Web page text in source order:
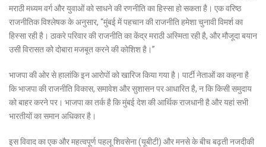
मराठी मध्यम वर्ग और युवाओं को साधने की रणनीति का हिस्सा हो सकता है। एक वरिष्ठ
राजनीतिक विश्लेषक के अनुसार, “मुंबई में पहचान की राजनीति हमेशा चुनावी विमर्श का
हिस्सा रही है। ठाकरे परिवार की राजनीति का केंद्र मराठी अस्मिता रही है, और मौजूदा बयान
उसी विरासत को दोबारा मजबूत करने की कोशिश है।”
भाजपा की ओर से हालांकि इन आरोपों को खारिज किया गया है। पार्टी नेताओं का कहना है
कि भाजपा की राजनीति विकास, समावेश और सुशासन पर आधारित है, न कि किसी समुदाय
को बाहर करने पर। भाजपा का तर्क है कि मुंबई देश की आर्थिक राजधानी है और यहां सभी
भारतीयों का समान अधिकार है।
इस विवाद का एक और महत्वपूर्ण पहलू शिवसेना (यूबीटी) और मनसे के बीच बढ़ती नजदीकी